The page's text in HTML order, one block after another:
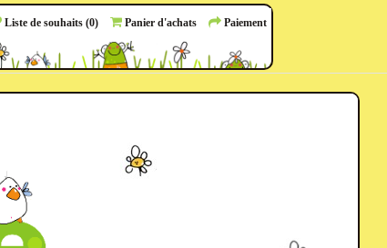
Liste de souhaits (0) Panier d'achats Paiement